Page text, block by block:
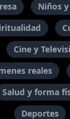
Niños
Cine y
reales
Salud y forma
Deportes